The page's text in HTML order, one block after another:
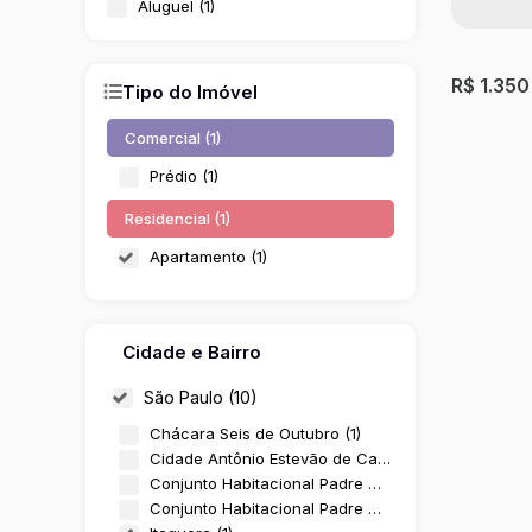
Aluguel (1)
Tipo do Imóvel
Comercial (1)
Prédio (1)
Residencial (1)
Apartamento (1)
Cidade e Bairro
São Paulo (10)
Chácara Seis de Outubro (1)
Cidade Antônio Estevão de Carvalho (1)
Conjunto Habitacional Padre Manoel da Nóbrega (1)
Conjunto Habitacional Padre Manoel de Paiva (1)
R$ 1.350